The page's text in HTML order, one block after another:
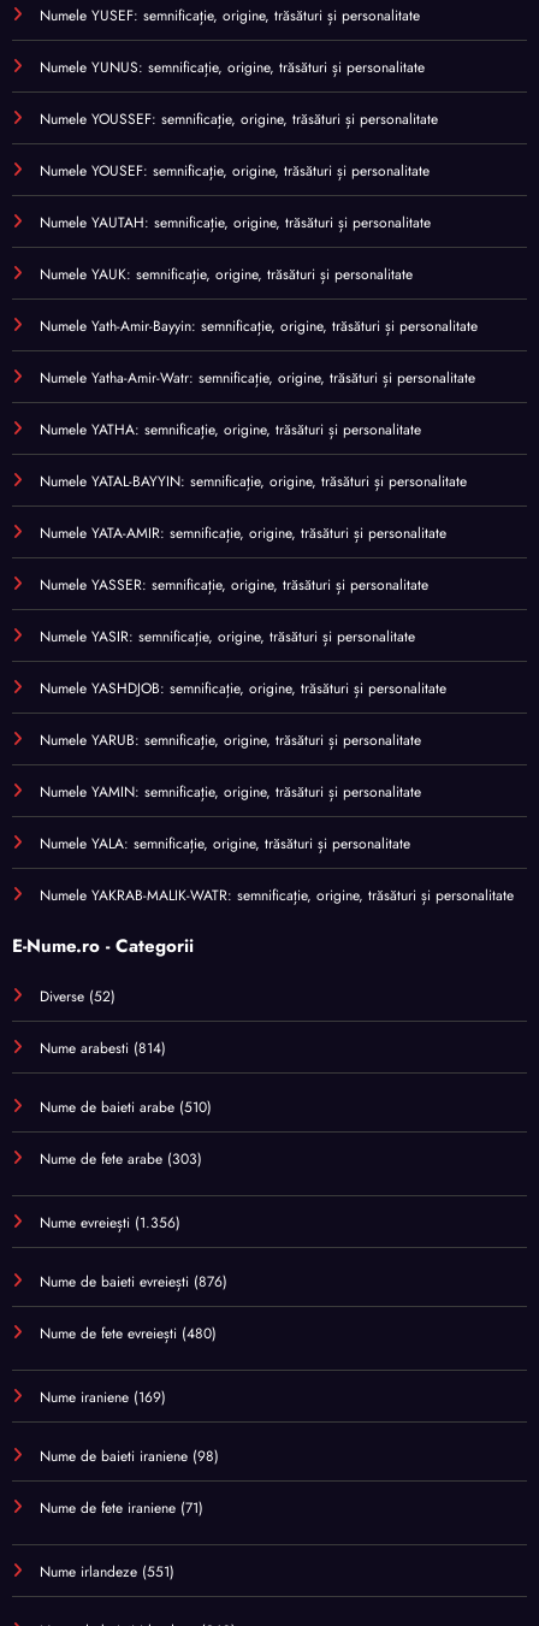
Numele YUSEF: semnificație, origine, trăsături și personalitate
Numele YUNUS: semnificație, origine, trăsături și personalitate
Numele YOUSSEF: semnificație, origine, trăsături și personalitate
Numele YOUSEF: semnificație, origine, trăsături și personalitate
Numele YAUTAH: semnificație, origine, trăsături și personalitate
Numele YAUK: semnificație, origine, trăsături și personalitate
Numele Yath-Amir-Bayyin: semnificație, origine, trăsături și personalitate
Numele Yatha-Amir-Watr: semnificație, origine, trăsături și personalitate
Numele YATHA: semnificație, origine, trăsături și personalitate
Numele YATAL-BAYYIN: semnificație, origine, trăsături și personalitate
Numele YATA-AMIR: semnificație, origine, trăsături și personalitate
Numele YASSER: semnificație, origine, trăsături și personalitate
Numele YASIR: semnificație, origine, trăsături și personalitate
Numele YASHDJOB: semnificație, origine, trăsături și personalitate
Numele YARUB: semnificație, origine, trăsături și personalitate
Numele YAMIN: semnificație, origine, trăsături și personalitate
Numele YALA: semnificație, origine, trăsături și personalitate
Numele YAKRAB-MALIK-WATR: semnificație, origine, trăsături și personalitate
E-Nume.ro - Categorii
Diverse (52)
Nume arabesti (814)
Nume de baieti arabe (510)
Nume de fete arabe (303)
Nume evreiești (1.356)
Nume de baieti evreiești (876)
Nume de fete evreiești (480)
Nume iraniene (169)
Nume de baieti iraniene (98)
Nume de fete iraniene (71)
Nume irlandeze (551)